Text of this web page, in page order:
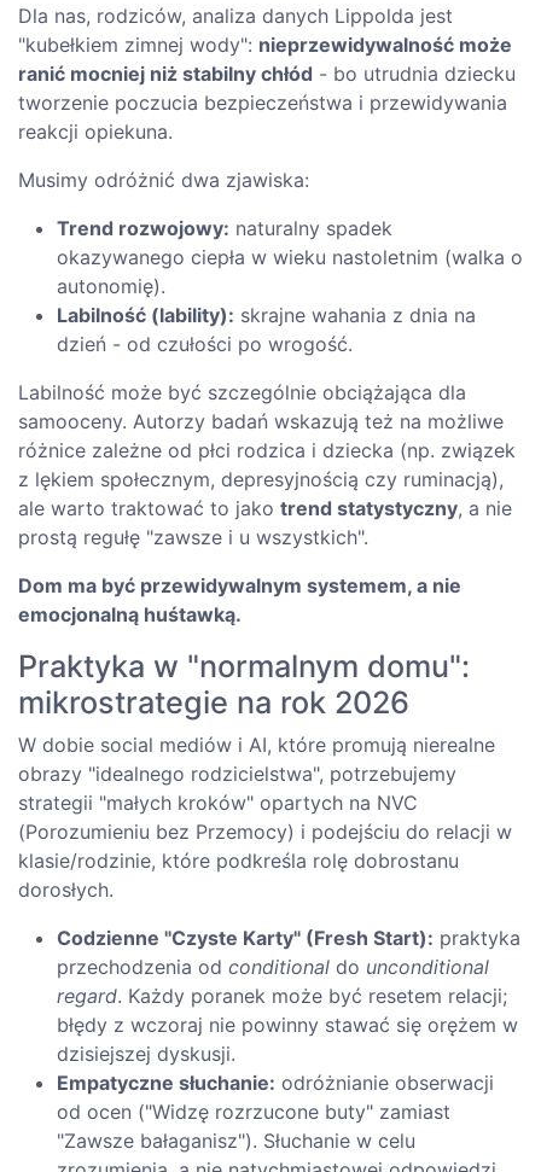
Dla nas, rodziców, analiza danych Lippolda jest
"kubełkiem zimnej wody": nieprzewidywalność może
ranić mocniej niż stabilny chłód - bo utrudnia dziecku
tworzenie poczucia bezpieczeństwa i przewidywania
reakcji opiekuna.
Musimy odróżnić dwa zjawiska:
Trend rozwojowy: naturalny spadek
okazywanego ciepła w wieku nastoletnim (walka o
autonomię).
Labilność (lability): skrajne wahania z dnia na
dzień - od czułości po wrogość.
Labilność może być szczególnie obciążająca dla
samooceny. Autorzy badań wskazują też na możliwe
różnice zależne od płci rodzica i dziecka (np. związek
z lękiem społecznym, depresyjnością czy ruminacją),
ale warto traktować to jako trend statystyczny, a nie
prostą regułę "zawsze i u wszystkich".
Dom ma być przewidywalnym systemem, a nie
emocjonalną huśtawką.
Praktyka w "normalnym domu":
mikrostrategie na rok 2026
W dobie social mediów i AI, które promują nierealne
obrazy "idealnego rodzicielstwa", potrzebujemy
strategii "małych kroków" opartych na NVC
(Porozumieniu bez Przemocy) i podejściu do relacji w
klasie/rodzinie, które podkreśla rolę dobrostanu
dorosłych.
Codzienne "Czyste Karty" (Fresh Start): praktyka
przechodzenia od conditional do unconditional
regard. Każdy poranek może być resetem relacji;
błędy z wczoraj nie powinny stawać się orężem w
dzisiejszej dyskusji.
Empatyczne słuchanie: odróżnianie obserwacji
od ocen ("Widzę rozrzucone buty" zamiast
"Zawsze bałaganisz"). Słuchanie w celu